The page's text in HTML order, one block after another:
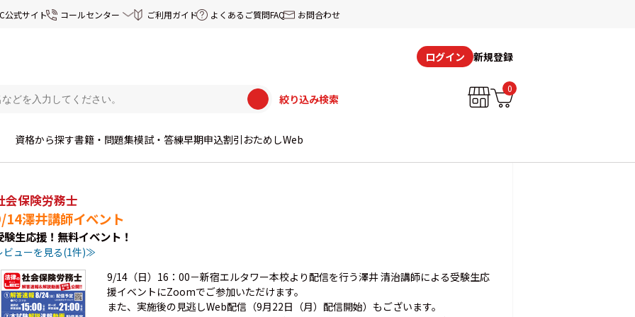
公式サイト コールセンター ご利用ガイド よくあるご質問FAQ お問合わせ
ログイン 新規登録
絞り込み検索
0
資格から探す書籍・問題集模試・答練早期申込割引 おためしWeb
会保険労務士
14澤井講師イベント
験生応援！無料イベント！
ビューを見る(1件)≫
9/14（日）16：00－新宿エルタワー本校より配信を行う澤井 清治講師による受験生応
援イベントにZoomでご参加いただけます。
また、実施後の見逃しWeb配信（9月22日（月）配信開始）もございます。